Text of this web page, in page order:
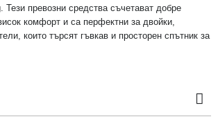
Тези превозни средства съчетават добре
комфорт и са перфектни за двойки,
които търсят гъвкав и просторен спътник за